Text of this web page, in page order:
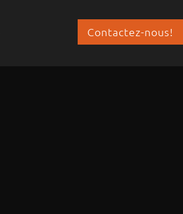
Contactez-nous!